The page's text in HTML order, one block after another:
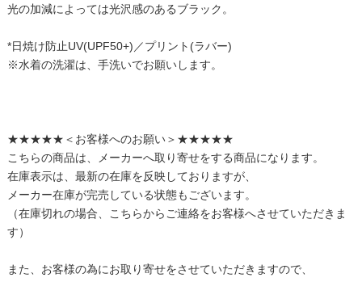
光の加減によっては光沢感のあるブラック。
*日焼け防止UV(UPF50+)／プリント(ラバー)
※水着の洗濯は、手洗いでお願いします。
★★★★★＜お客様へのお願い＞★★★★★
こちらの商品は、メーカーへ取り寄せをする商品になります。
在庫表示は、最新の在庫を反映しておりますが、
メーカー在庫が完売している状態もございます。
（在庫切れの場合、こちらからご連絡をお客様へさせていただきま
す）
また、お客様の為にお取り寄せをさせていただきますので、